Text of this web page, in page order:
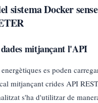
sistema Docker
mitjançant l'API
es poden
mitjançant crides API
s'ha d'utilitzar de